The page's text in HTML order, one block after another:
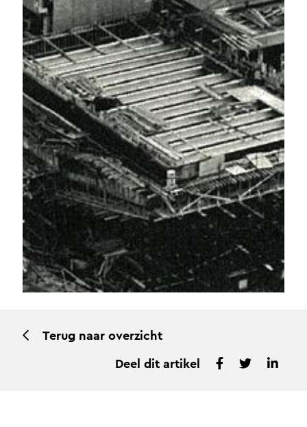
Terug naar overzicht
Deel dit artikel